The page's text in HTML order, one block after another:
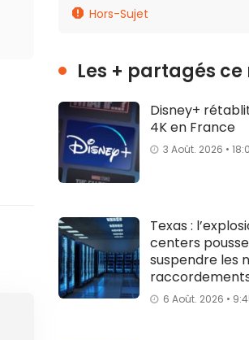
Hors-Sujet
Les + partagés ce
Disney+
4K en France
3 Août. 2026 •
Texas :
centers
suspendre les
6 Août. 2026 •